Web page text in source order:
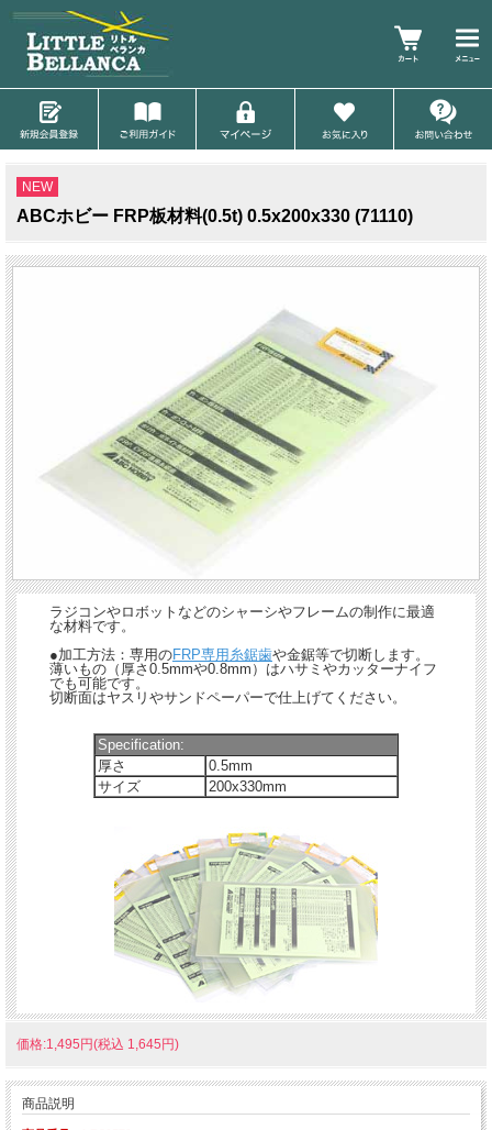
NEW
ABCホビー FRP板材料(0.5t) 0.5x200x330 (71110)
ラジコンやロボットなどのシャーシやフレームの制作に最適
な材料です。
●加工方法：専用のFRP専用糸鋸歯や金鋸等で切断します。
薄いもの（厚さ0.5mmや0.8mm）はハサミやカッターナイフ
でも可能です。
切断面はヤスリやサンドペーパーで仕上げてください。
Specification:
厚さ
0.5mm
サイズ
200x330mm
価格:1,495円(税込 1,645円)
商品説明